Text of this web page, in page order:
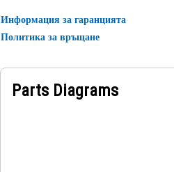
Информация за гаранцията
Политика за връщане
Parts Diagrams